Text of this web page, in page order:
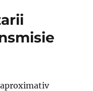
aproximativ